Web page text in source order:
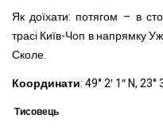
Як доїхати: потягом – в
трасі Київ-Чоп в напрямку
Сколе.
Координати: 49° 2′ 1″ N, 23°
Тисовець